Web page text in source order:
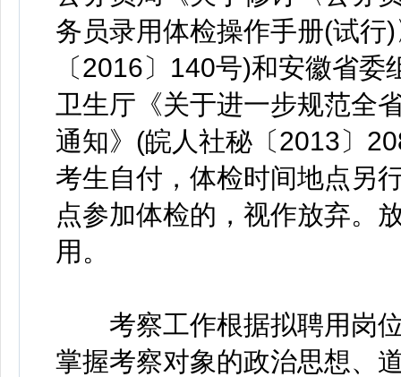
务员录用体检操作手册(试行
〔2016〕140号)和安徽省
卫生厅《关于进一步规范全
通知》(皖人社秘〔2013〕
考生自付，体检时间地点另
点参加体检的，视作放弃。
用。
考察工作根据拟聘用岗位
掌握考察对象的政治思想、